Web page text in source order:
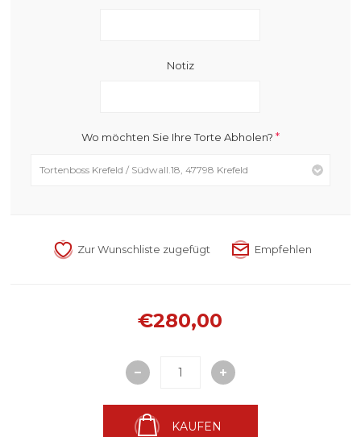
Notiz
Wo möchten Sie Ihre Torte Abholen? *
€280,00
KAUFEN